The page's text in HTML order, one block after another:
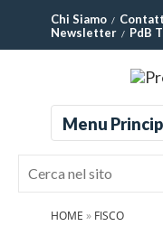
Chi Siamo
Newsletter
PdB
HOME » FISCO